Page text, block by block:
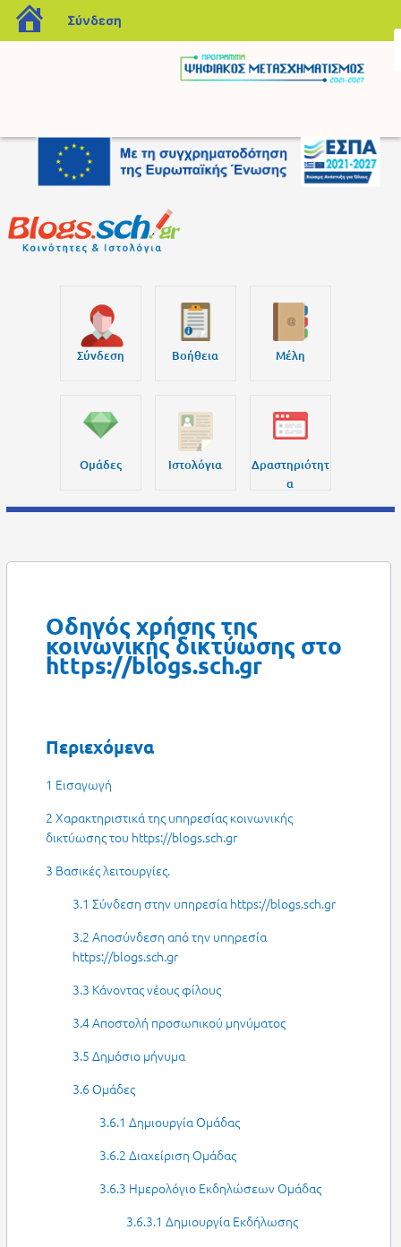
Σύνδεση Βοήθεια Μέλη
Ομάδες Ιστολόγια
Δραστηριότητ
α
Οδηγός χρήσης της
κοινωνικής δικτύωσης στο
https://blogs.sch.gr
Περιεχόμενα
1 Εισαγωγή
2 Χαρακτηριστικά της υπηρεσίας κοινωνικής
δικτύωσης του https://blogs.sch.gr
3 Βασικές λειτουργίες.
3.1 Σύνδεση στην υπηρεσία https://blogs.sch.gr
3.2 Αποσύνδεση από την υπηρεσία
https://blogs.sch.gr
3.3 Κάνοντας νέους φίλους
3.4 Αποστολή προσωπικού μηνύματος
3.5 Δημόσιο μήνυμα
3.6 Ομάδες
3.6.1 Δημιουργία Ομάδας
3.6.2 Διαχείριση Ομάδας
3.6.3 Ημερολόγιο Εκδηλώσεων Ομάδας
3.6.3.1 Δημιουργία Εκδήλωσης
blogs.sch.gr
Σύνδεση